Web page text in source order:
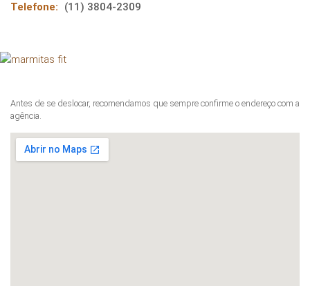
Telefone:
(11) 3804-2309
Antes de se deslocar, recomendamos que sempre confirme o endereço com a
agência.